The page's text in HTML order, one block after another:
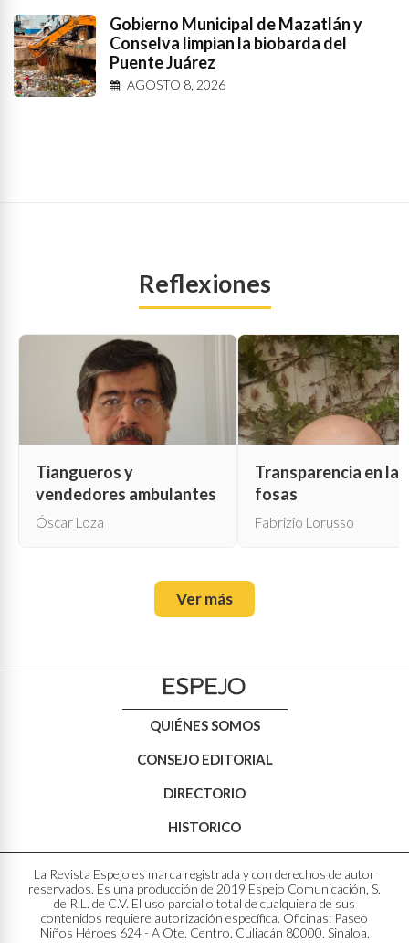
Gobierno Municipal de Mazatlán y
Conselva limpian la biobarda del
Puente Juárez
AGOSTO 8, 2026
Reflexiones
Tiangueros y
vendedores ambulantes
Óscar Loza
Transparencia en las
fosas
Fabrizio Lorusso
Ver más
QUIÉNES SOMOS
CONSEJO EDITORIAL
DIRECTORIO
HISTORICO
La Revista Espejo es marca registrada y con derechos de autor
reservados. Es una producción de 2019 Espejo Comunicación, S.
de R.L. de C.V. El uso parcial o total de cualquiera de sus
contenidos requiere autorización específica. Oficinas: Paseo
Niños Héroes 624 - A Ote. Centro. Culiacán 80000, Sinaloa,